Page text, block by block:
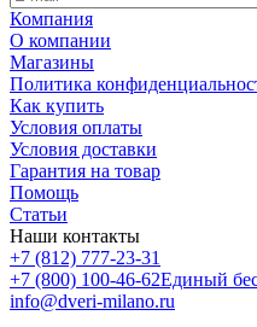
Компания
О компании
Магазины
Политика
Как купить
Условия оплаты
Условия доставки
Гарантия на товар
Помощь
Статьи
Наши контакты
+7 (812) 777-23-31
+7 (800) 100-46-62Единый
info@dveri-milano.ru